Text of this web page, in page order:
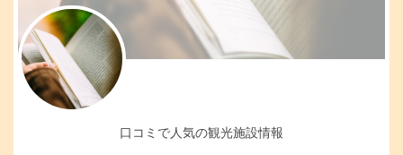
口コミで人気の観光施設情報